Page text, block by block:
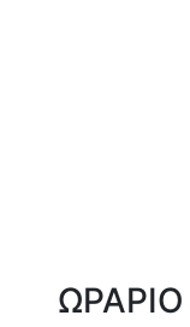
ΩΡΑΡΙΟ